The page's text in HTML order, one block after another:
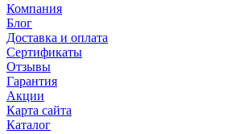
Компания
Блог
Доставка и оплата
Сертификаты
Отзывы
Гарантия
Акции
Карта сайта
Каталог